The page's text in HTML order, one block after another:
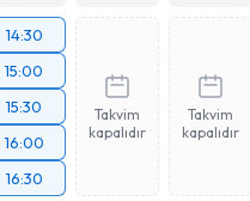
14:30
15:00
15:30
16:00
16:30
Takvim
kapalıdır
Takvim
kapalıdır